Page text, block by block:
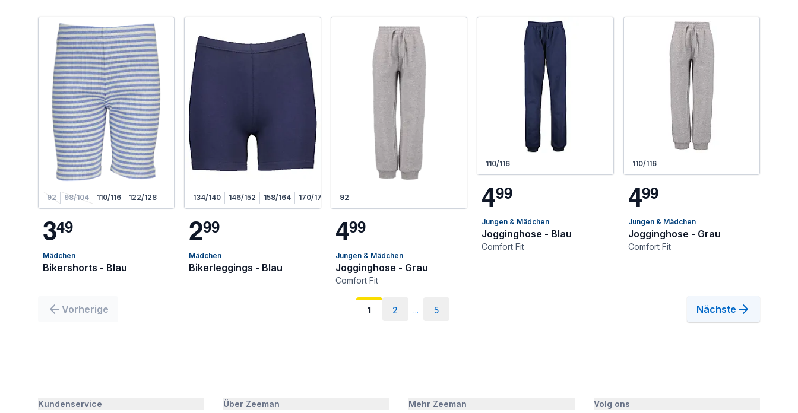
92 98/104 110/116 122/128
349
Mädchen
Bikershorts - Blau
134/140 146/152 158/164 170/176
299
Mädchen
Bikerleggings - Blau
92
499
Jungen & Mädchen
Jogginghose - Grau
Comfort Fit
110/116
499
Jungen & Mädchen
Jogginghose - Blau
Comfort Fit
110/116
499
Jungen & Mädchen
Jogginghose - Grau
Comfort Fit
Vorherige 1 2 ... 5 Nächste
Kundenservice Über Zeeman Mehr Zeeman Volg ons